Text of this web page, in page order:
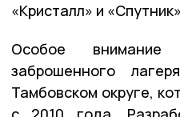
«Кристалл» и
Особое внимание
заброшенного
Тамбовском округе,